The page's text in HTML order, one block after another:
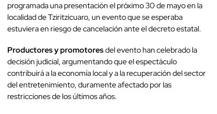
programada una presentación el próximo 30 de mayo en la
localidad de Tziritzicuaro, un evento que se esperaba
estuviera en riesgo de cancelación ante el decreto estatal.
Productores y promotoresdel evento han celebrado la
decisión judicial, argumentando que el espectáculo
contribuirá a la economía local y a la recuperación del sector
del entretenimiento, duramente afectado por las
restricciones de los últimos años.